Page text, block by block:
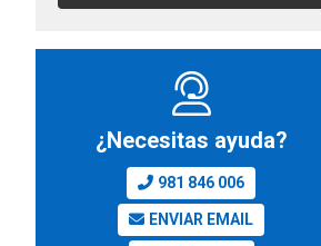
¿Necesitas ayuda?
981 846 006
ENVIAR EMAIL